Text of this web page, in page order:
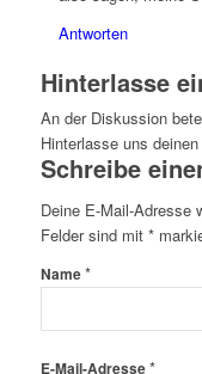
Antworten
Hinterlasse
An der Diskussion
Hinterlasse uns
Schreibe
Deine E-Mail-Adresse
Felder sind mit *
Name*
E-Mail-Adresse*